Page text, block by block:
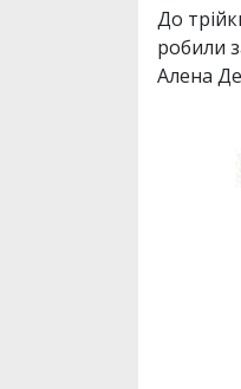
До
робили
Алена